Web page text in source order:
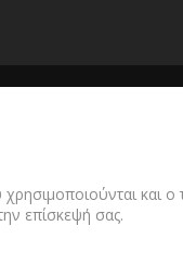
χρησιμοποιούνται και
επίσκεψή σας.